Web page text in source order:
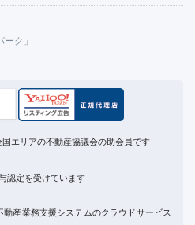
ク」
エリアの不動産協議会の助会員です
認定を受けています
動産業務支援システムのクラウドサービス